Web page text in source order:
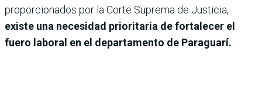
proporcionados por la Corte Suprema de Justicia,
existe una necesidad prioritaria de fortalecer el
fuero laboral en el departamento de Paraguarí.